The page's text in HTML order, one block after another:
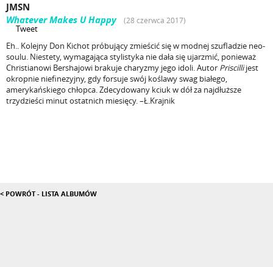
JMSN
Whatever Makes U Happy
(28 czerwca 2017)
Tweet
Eh.. Kolejny Don Kichot próbujący zmieścić się w modnej szufladzie neo-
soulu. Niestety, wymagająca stylistyka nie dała się ujarzmić, ponieważ
Christianowi Bershajowi brakuje charyzmy jego idoli. Autor Priscillijest
okropnie niefinezyjny, gdy forsuje swój koślawy swag białego,
amerykańskiego chłopca. Zdecydowany kciuk w dół za najdłuższe
trzydzieści minut ostatnich miesięcy. –Ł.Krajnik
< POWRÓT - LISTA ALBUMÓW